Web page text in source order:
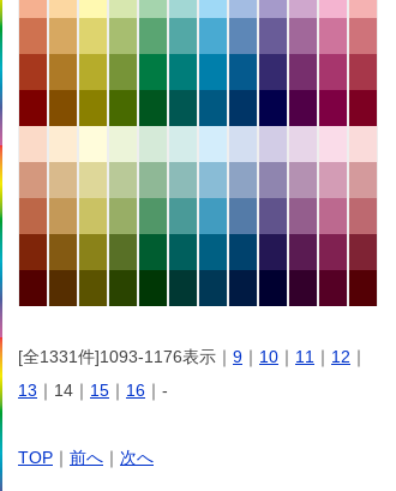
[全1331件]1093-1176表示｜ 9 ｜ 10 ｜ 11 ｜ 12 ｜
13 ｜14｜ 15 ｜ 16 ｜-
TOP ｜ 前へ ｜ 次へ